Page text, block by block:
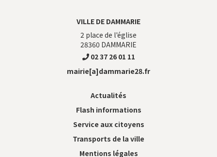
VILLE DE DAMMARIE
2 place de l'église
28360 DAMMARIE
02 37 26 01 11
mairie[a]dammarie28.fr
Actualités
Flash informations
Service aux citoyens
Transports de la ville
Mentions légales